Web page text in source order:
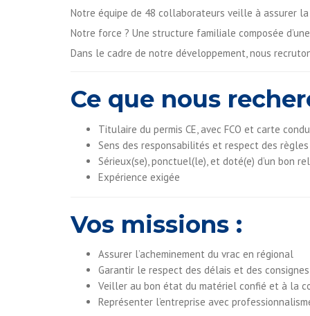
Notre équipe de 48 collaborateurs veille à assurer
Notre force ? Une structure familiale composée
Dans le cadre de notre développement, nous
Ce que nous
Titulaire du permis CE, avec FCO et carte
Sens des responsabilités et respect des
Sérieux(se), ponctuel(le), et doté(e) d’un bon
Expérience exigée
Vos missions :
Assurer l’acheminement du vrac en régional
Garantir le respect des délais et des
Veiller au bon état du matériel confié et à la
Représenter l’entreprise avec